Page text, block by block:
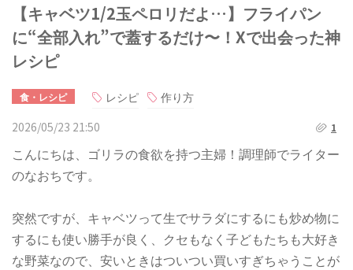
【キャベツ1/2玉ペロリだよ…】フライパン
に“全部入れ”で蓋するだけ〜！Xで出会った神
レシピ
食・レシピ レシピ
作り方
2026/05/23 21:50
1
こんにちは、ゴリラの食欲を持つ主婦！調理師でライター
のなおちです。
突然ですが、キャベツって生でサラダにするにも炒め物に
するにも使い勝手が良く、クセもなく子どもたちも大好き
な野菜なので、安いときはついつい買いすぎちゃうことが